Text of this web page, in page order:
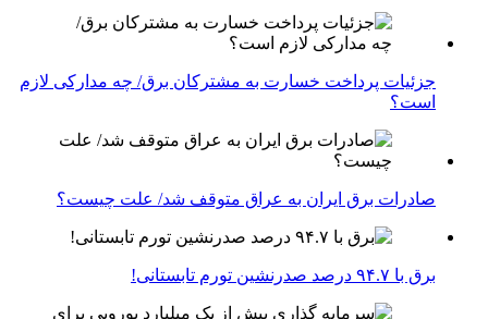
جزئیات پرداخت خسارت به مشترکان برق/ چه مدارکی لازم
است؟
صادرات برق ایران به عراق متوقف شد/ علت چیست؟
برق با ۹۴.۷ درصد صدرنشین تورم تابستانی!